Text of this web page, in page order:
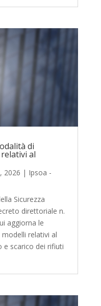
di
al
2026 | Ipsoa -
Sicurezza
direttoriale n.
aggiorna le
relativi al
e scarico dei rifiuti